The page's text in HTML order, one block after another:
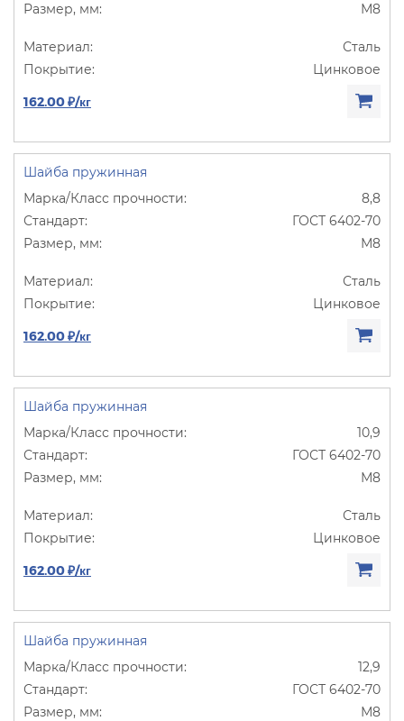
М8
Сталь
Цинковое
162.00 ₽/кг
Шайба пружинная
8,8
ГОСТ 6402-70
М8
Сталь
Цинковое
162.00 ₽/кг
Шайба пружинная
10,9
ГОСТ 6402-70
М8
Сталь
Цинковое
162.00 ₽/кг
Шайба пружинная
12,9
ГОСТ 6402-70
М8